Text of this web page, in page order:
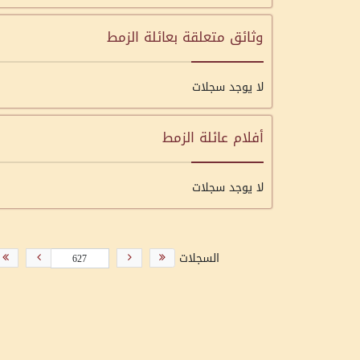
وثائق متعلقة بعائلة الزمط
لا يوجد سجلات
أفلام عائلة الزمط
لا يوجد سجلات
السجلات